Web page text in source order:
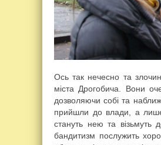
Ось так нечесно та
міста Дрогобича. Вони
дозволяючи собі та
прийшли до влади, а
стануть нею та візьмуть
бандитизм послужить